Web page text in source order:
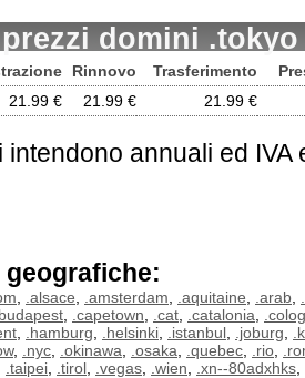
domini .tokyo
Rinnovo Trasferimento
21.99 € 21.99 € 21.99 €
intendono annuali ed IVA
.alsace .amsterdam .aquitaine .arab
.budapest .capetown .cat .catalonia
.hamburg .helsinki .istanbul .joburg
, .nyc .okinawa .osaka .quebec .rio
.taipei .tirol .vegas .wien .xn--80adxhks